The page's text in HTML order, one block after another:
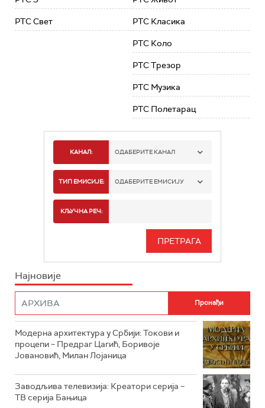
РТС Свет РТС Класика
РТС Коло
РТС Трезор
РТС Музика
РТС Полетарац
КАНАЛ: ОДАБЕРИТЕ КАНАЛ
РТС 1
РТС 3
РТС ЖИВОТ
РТС КОЛО
ТИП ЕМИСИЈЕ: ОДАБЕРИТЕ ЕМИСИЈУ
ИНФО
КЉУЧНА РЕЧ:
Најновије
Модерна архитектура у Србији: Токови и
процепи – Предраг Цагић, Боривоје
Јовановић, Милан Лојаница
Заводљива телевизија: Креатори серија –
ТВ серија Бањица